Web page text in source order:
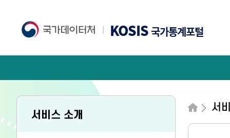
KOSIS국가통계포털
서비스 소개
서